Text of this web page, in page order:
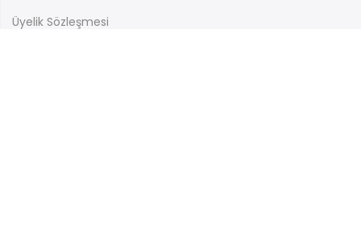
Üyelik Sözleşmesi